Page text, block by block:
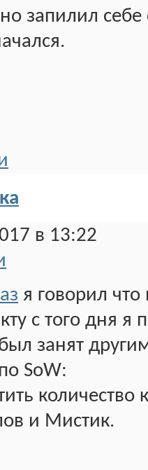
запилил
в 13:22
я говорил
с того дня я
занят
SoW:
количество
и Мистик.